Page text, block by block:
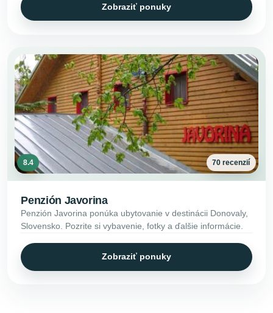
Zobraziť ponuky
8.4 70 recenzií
Penzión Javorina
Penzión Javorina ponúka ubytovanie v destinácii Donovaly,
Slovensko. Pozrite si vybavenie, fotky a ďalšie informácie.
Zobraziť ponuky